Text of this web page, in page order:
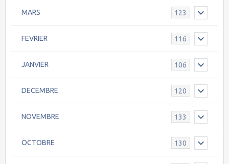
MARS 123
FEVRIER 116
JANVIER 106
DECEMBRE 120
NOVEMBRE 133
OCTOBRE 130